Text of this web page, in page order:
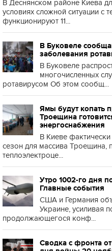
В Деснянском районе Киева
условиях сложной ситуации с
функционируют 11...
В Буковеле
заболевания
В Буковеле
многочисленных
ротавирусом Об этом сообщ...
Ямы будут копать
Троещина
энергоснабжения
В Киеве
сезон для массива Троещина,
теплоэлектроце...
Утро 1002-го дня
Главные события
США и Германия
Украине, усиливая
продолжающегося конф...
Сводка с фронта